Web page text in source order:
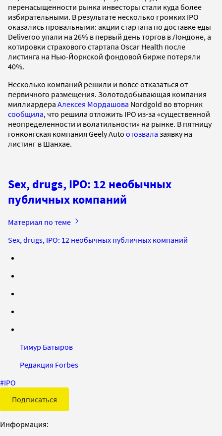
перенасыщенности рынка инвесторы стали куда более
избирательными. В результате несколько громких IPO
оказались провальными: акции стартапа по доставке еды
Deliveroo упали на 26% в первый день торгов в Лондоне, а
котировки страхового стартапа Oscar Health после
листинга на Нью-Йоркской фондовой бирже потеряли
40%.
Несколько компаний решили и вовсе отказаться от
первичного размещения. Золотодобывающая компания
миллиардера Алексея Мордашова Nordgold во вторник
сообщила, что решила отложить IPO из-за «существенной
неопределенности и волатильности» на рынке. В пятницу
гонконгская компания Geely Auto отозвала заявку на
листинг в Шанхае.
Sex, drugs, IPO: 12 необычных
публичных компаний
Материал по теме
Sex, drugs, IPO: 12 необычных публичных компаний
Тимур Батыров
Редакция Forbes
#IPO
Подписаться
Информация: